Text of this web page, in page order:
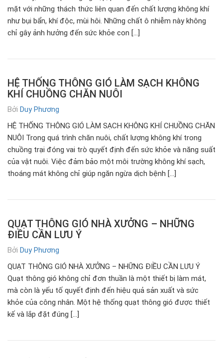
mặt với những thách thức liên quan đến chất lượng không khí
như bụi bẩn, khí độc, mùi hôi. Những chất ô nhiễm này không
chỉ gây ảnh hưởng đến sức khỏe con […]
HỆ THỐNG THÔNG GIÓ LÀM SẠCH KHÔNG
KHÍ CHUỒNG CHĂN NUÔI
Bởi Duy Phương
HỆ THỐNG THÔNG GIÓ LÀM SẠCH KHÔNG KHÍ CHUỒNG CHĂN
NUÔI Trong quá trình chăn nuôi, chất lượng không khí trong
chuồng trại đóng vai trò quyết định đến sức khỏe và năng suất
của vật nuôi. Việc đảm bảo một môi trường không khí sạch,
thoáng mát không chỉ giúp ngăn ngừa dịch bệnh […]
QUẠT THÔNG GIÓ NHÀ XƯỞNG – NHỮNG
ĐIỀU CẦN LƯU Ý
Bởi Duy Phương
QUẠT THÔNG GIÓ NHÀ XƯỞNG – NHỮNG ĐIỀU CẦN LƯU Ý
Quạt thông gió không chỉ đơn thuần là một thiết bị làm mát,
mà còn là yếu tố quyết định đến hiệu quả sản xuất và sức
khỏe của công nhân. Một hệ thống quạt thông gió được thiết
kế và lắp đặt đúng […]